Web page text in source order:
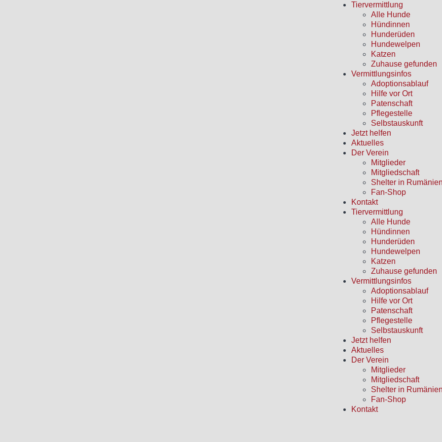
Tiervermittlung
Alle Hunde
Hündinnen
Hunderüden
Hundewelpen
Katzen
Zuhause gefunden
Vermittlungsinfos
Adoptionsablauf
Hilfe vor Ort
Patenschaft
Pflegestelle
Selbstauskunft
Jetzt helfen
Aktuelles
Der Verein
Mitglieder
Mitgliedschaft
Shelter in
Fan-Shop
Kontakt
Tiervermittlung
Alle Hunde
Hündinnen
Hunderüden
Hundewelpen
Katzen
Zuhause gefunden
Vermittlungsinfos
Adoptionsablauf
Hilfe vor Ort
Patenschaft
Pflegestelle
Selbstauskunft
Jetzt helfen
Aktuelles
Der Verein
Mitglieder
Mitgliedschaft
Shelter in
Fan-Shop
Kontakt